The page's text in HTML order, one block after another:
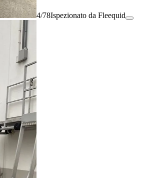
4/78Ispezionato da Fleequid